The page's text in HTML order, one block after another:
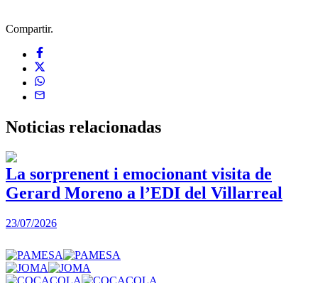
Compartir.
Noticias relacionadas
La sorprenent i emocionant visita de
Gerard Moreno a l’EDI del Villarreal
23/07/2026